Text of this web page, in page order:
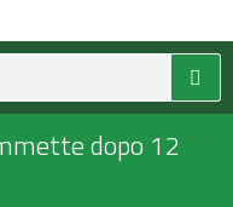
dopo 12